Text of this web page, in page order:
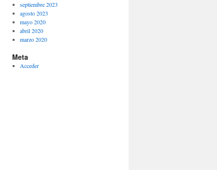
septiembre 2023
agosto 2023
mayo 2020
abril 2020
marzo 2020
Meta
Acceder